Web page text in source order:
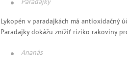
Lykopén v paradajkách má antioxidačný
Paradajky dokážu znížiť riziko rakoviny
Ananás